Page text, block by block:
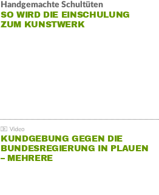
Handgemachte Schultüten
SO WIRD DIE EINSCHULUNG
ZUM KUNSTWERK
KUNDGEBUNG GEGEN DIE
BUNDESREGIERUNG IN PLAUEN
– MEHRERE